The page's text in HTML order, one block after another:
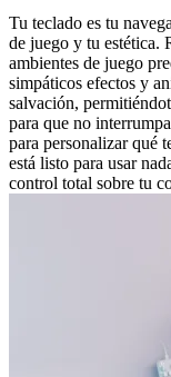
Tu teclado es tu
de juego y tu
ambientes de juego
simpáticos efectos y
salvación,
para que no
para personalizar qué
está listo para usar
control total sobre tu